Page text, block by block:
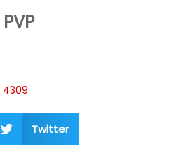
4309
Twitter